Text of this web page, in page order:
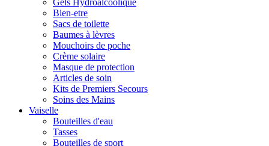
Gels Hydroalcoolique
Bien-etre
Sacs de toilette
Baumes à lèvres
Mouchoirs de poche
Crème solaire
Masque de protection
Articles de soin
Kits de Premiers Secours
Soins des Mains
Vaiselle
Bouteilles d'eau
Tasses
Bouteilles de sport